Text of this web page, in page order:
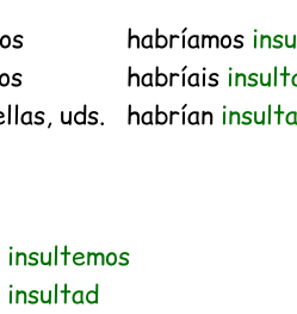
habríamos
habríais
uds.
habrían
insultemos
insultad